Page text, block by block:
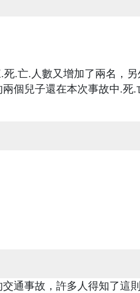
.亡.人數又增加了兩名，另
個兒子還在本次事故中.死.
通事故，許多人得知了這